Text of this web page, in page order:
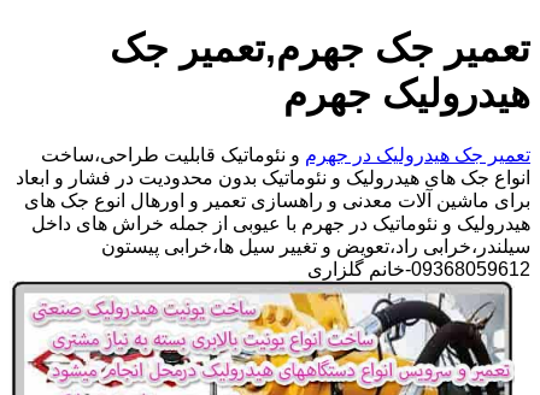
تعمیر جک جهرم,تعمیر جک
هیدرولیک جهرم
تعمیر جک هیدرولیک در جهرم و نئوماتیک قابلیت طراحی،ساخت
انواع جک های هیدرولیک و نئوماتیک بدون محدودیت در فشار و ابعاد
برای ماشین آلات معدنی و راهسازی تعمیر و اورهال انوع جک های
هیدرولیک و نئوماتیک در جهرم با عیوبی از جمله خراش های داخل
سیلندر،خرابی راد،تعویض و تغییر سیل ها،خرابی پیستون
09368059612-خانم گلزاری